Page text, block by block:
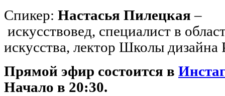
Спикер: Настасья Пилецкая –
искусствовед, специалист в
искусства, лектор Школы
Прямой эфир состоится в
Начало в 20:30.